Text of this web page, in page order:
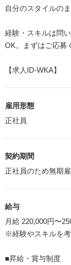
自分のスタイルの
経験・スキルは問
OK。まずはご応募
【求人ID-WKA】
雇用形態
正社員
契約期間
正社員のため無期
給与
月給 220,000円〜
※経験やスキルを考
■昇給・賞与制度